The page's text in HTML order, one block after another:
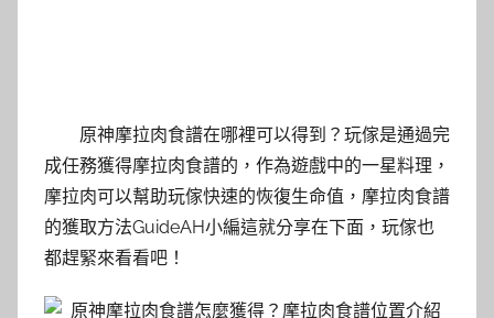
原神摩拉肉食譜在哪裡可以得到？玩傢是通過完
成任務獲得摩拉肉食譜的，作為遊戲中的一星料理，
摩拉肉可以幫助玩傢快速的恢復生命值，摩拉肉食譜
的獲取方法GuideAH小編這就分享在下面，玩傢也
都趕緊來看看吧！